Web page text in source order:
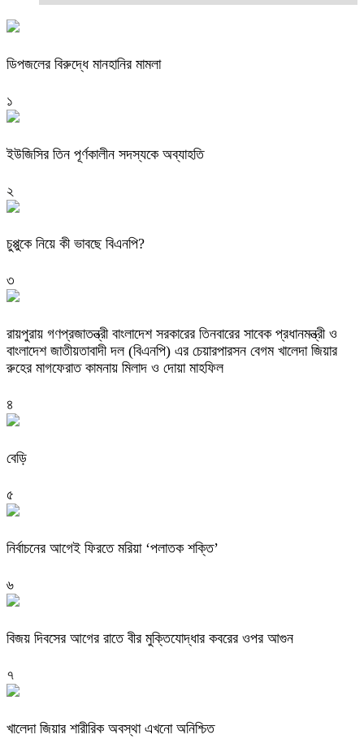
ডিপজলের বিরুদ্ধে মানহানির মামলা
১
ইউজিসির তিন পূর্ণকালীন সদস্যকে অব্যাহতি
২
চুপ্পুকে নিয়ে কী ভাবছে বিএনপি?
৩
রায়পুরায় গণপ্রজাতন্ত্রী বাংলাদেশ সরকারের তিনবারের সাবেক প্রধানমন্ত্রী ও
বাংলাদেশ জাতীয়তাবাদী দল (বিএনপি) এর চেয়ারপারসন বেগম খালেদা জিয়ার
রুহের মাগফেরাত কামনায় মিলাদ ও দোয়া মাহফিল
৪
বেড়ি
৫
নির্বাচনের আগেই ফিরতে মরিয়া ‘পলাতক শক্তি’
৬
বিজয় দিবসের আগের রাতে বীর মুক্তিযোদ্ধার কবরের ওপর আগুন
৭
খালেদা জিয়ার শারীরিক অবস্থা এখনো অনিশ্চিত